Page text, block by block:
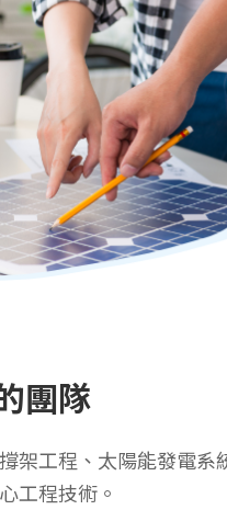
團隊
架工程、太陽能發電系
工程技術。